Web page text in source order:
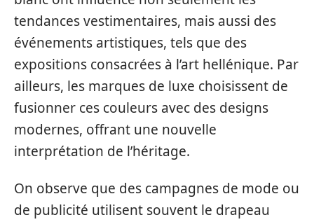
tendances vestimentaires, mais aussi des
événements artistiques, tels que des
expositions consacrées à l’art hellénique. Par
ailleurs, les marques de luxe choisissent de
fusionner ces couleurs avec des designs
modernes, offrant une nouvelle
interprétation de l’héritage.
On observe que des campagnes de mode ou
de publicité utilisent souvent le drapeau